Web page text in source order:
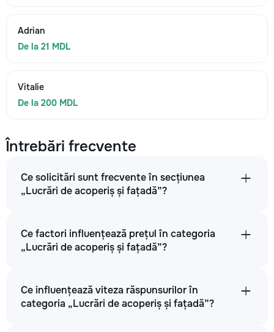
Adrian
De la 21 MDL
Vitalie
De la 200 MDL
Întrebări frecvente
Ce solicitări sunt frecvente în secțiunea
„Lucrări de acoperiș și fațadă”?
Ce factori influențează prețul în categoria
„Lucrări de acoperiș și fațadă”?
Ce influențează viteza răspunsurilor în
categoria „Lucrări de acoperiș și fațadă”?